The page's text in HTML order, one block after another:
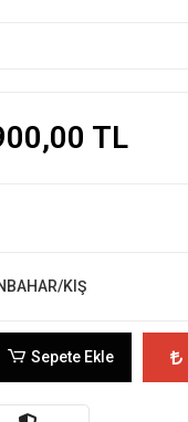
TL
KIŞ
Sepete Ekle